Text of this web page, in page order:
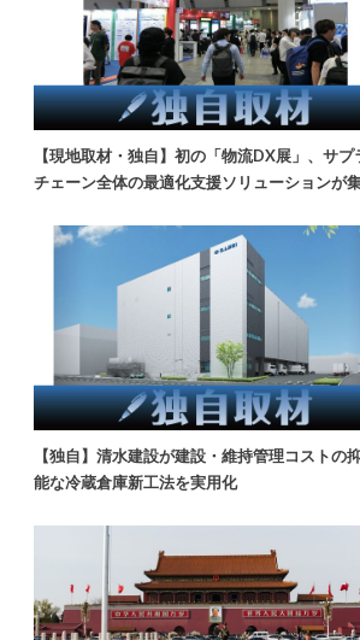
【現地取材・独自】初の「物流DX展」、サプ
チェーン全体の最適化支援ソリューションが
【独自】清水建設が建設・維持管理コストの
能な冷蔵倉庫新工法を実用化